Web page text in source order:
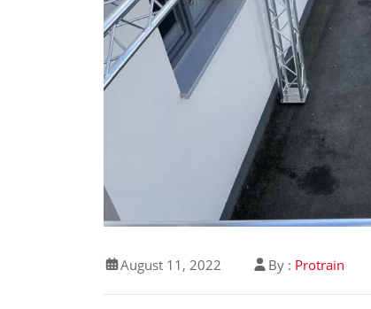
August 11, 2022 By : Protrain